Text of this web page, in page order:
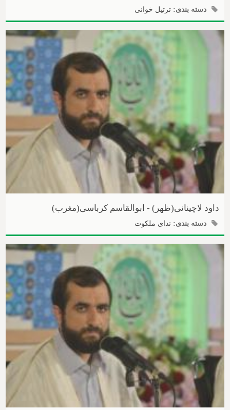
دسته بندی:ترتیل خوانی
داود لاچینانی(ظهر) - ابوالقاسم کرباسی(مغرب)
دسته بندی: ندای ملکوت